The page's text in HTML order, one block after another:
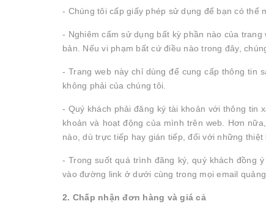
- Chúng tôi cấp giấy phép sử dụng để bạn có thể
- Nghiêm cấm sử dụng bất kỳ phần nào của
bản. Nếu vi phạm bất cứ điều nào trong đây,
- Trang web này chỉ dùng để cung cấp thông tin
không phải của chúng tôi.
- Quý khách phải đăng ký tài khoản với thông tin
khoản và hoạt động của mình trên web. Hơn
nào, dù trực tiếp hay gián tiếp, đối với những
- Trong suốt quá trình đăng ký, quý khách đồng
vào đường link ở dưới cùng trong mọi email
2. Chấp nhận đơn hàng và giá cả